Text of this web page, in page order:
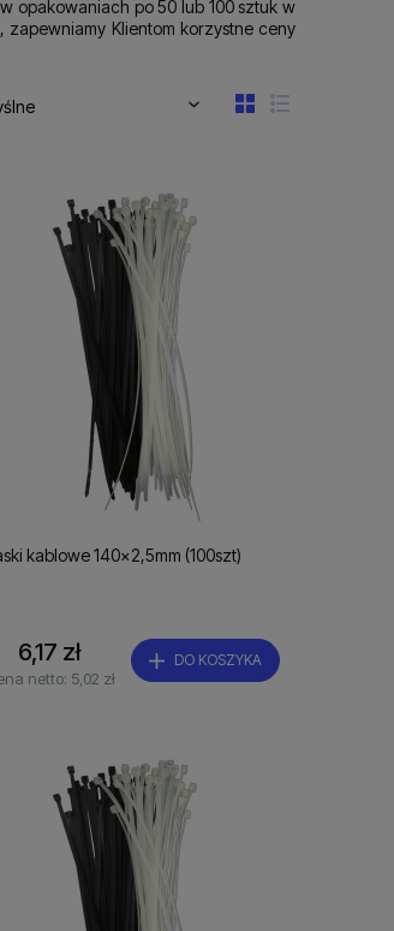
opakowaniach po 50 lub 100 sztuk w
Klientom korzystne ceny
kablowe 140x2,5mm (100szt)
6,17 zł
netto: 5,02 zł
DO KOSZYKA